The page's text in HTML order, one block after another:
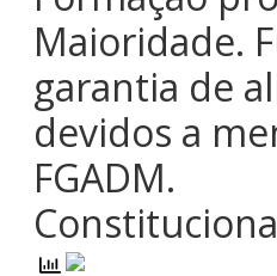
de
Coimbra
Maioridade.
garantia de
devidos a
FGADM.